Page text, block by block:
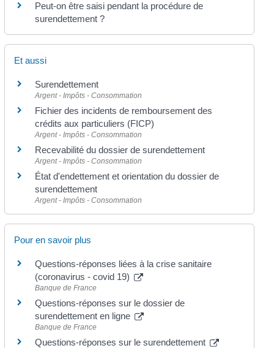
Peut-on être saisi pendant la procédure de
surendettement ?
Et aussi
Surendettement
Argent - Impôts - Consommation
Fichier des incidents de remboursement des
crédits aux particuliers (FICP)
Argent - Impôts - Consommation
Recevabilité du dossier de surendettement
Argent - Impôts - Consommation
État d'endettement et orientation du dossier de
surendettement
Argent - Impôts - Consommation
Pour en savoir plus
Questions-réponses liées à la crise sanitaire
(coronavirus - covid 19)
Banque de France
Questions-réponses sur le dossier de
surendettement en ligne
Banque de France
Questions-réponses sur le surendettement